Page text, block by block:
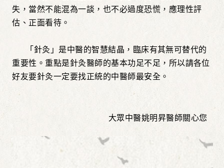
失，當然不能混為一談，也不必過度恐慌，應理性評
估、正面看待。
「針灸」是中醫的智慧結晶，臨床有其無可替代的
重要性。重點是針灸醫師的基本功足不足，所以請各位
好友要針灸一定要找正統的中醫師最安全。
大眾中醫姚明昇醫師關心您